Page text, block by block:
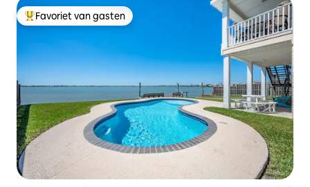
Topfavoriet van gasten
Favoriet van gasten